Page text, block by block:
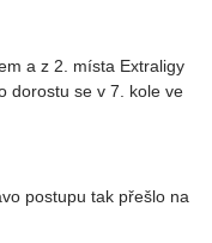
a z 2. místa Extraligy
dorostu se v 7. kole ve
postupu tak přešlo na